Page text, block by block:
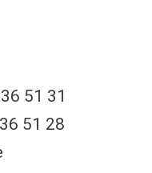
51 31
51 28